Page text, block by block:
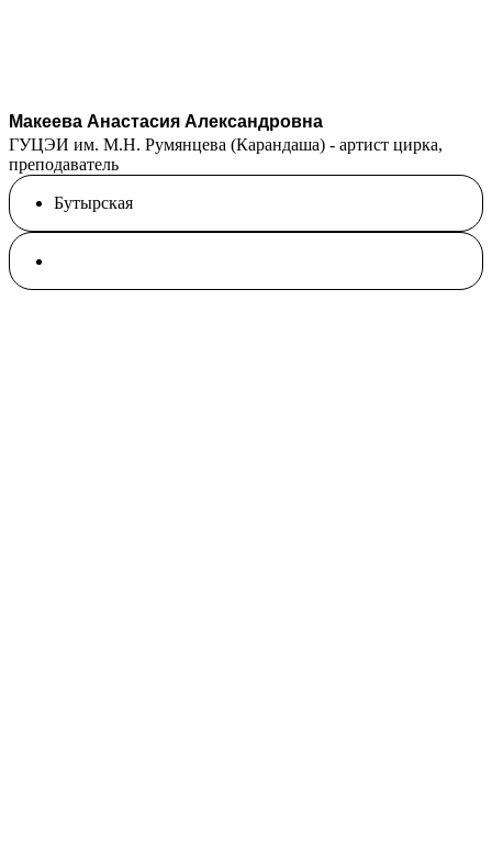
Макеева Анастасия Александровна
ГУЦЭИ им. М.Н. Румянцева (Карандаша) - артист цирка,
преподаватель
Бутырская